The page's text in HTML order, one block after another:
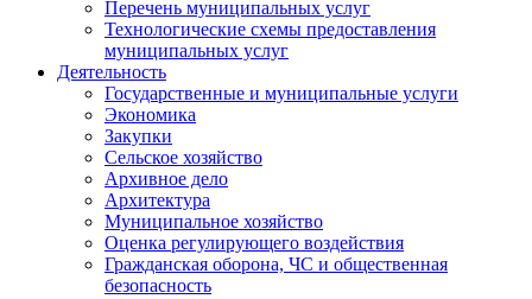
Перечень муниципальных услуг
Технологические схемы предоставления
муниципальных услуг
Деятельность
Государственные и муниципальные услуги
Экономика
Закупки
Сельское хозяйство
Архивное дело
Архитектура
Муниципальное хозяйство
Оценка регулирующего воздействия
Гражданская оборона, ЧС и общественная
безопасность